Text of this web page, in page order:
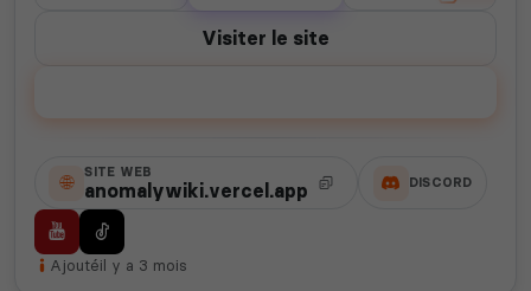
Visiter le site
SITE WEB
anomalywiki.vercel.app DISCORD
Ajoutéil y a 3 mois